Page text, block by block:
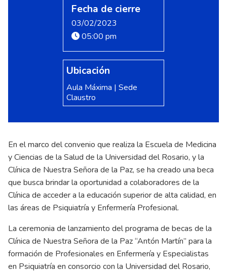
Fecha de cierre
03/02/2023
05:00 pm
Ubicación
Aula Máxima | Sede
Claustro
En el marco del convenio que realiza la Escuela de Medicina
y Ciencias de la Salud de la Universidad del Rosario, y la
Clínica de Nuestra Señora de la Paz, se ha creado una beca
que busca brindar la oportunidad a colaboradores de la
Clínica de acceder a la educación superior de alta calidad, en
las áreas de Psiquiatría y Enfermería Profesional.
La ceremonia de lanzamiento del programa de becas de la
Clínica de Nuestra Señora de la Paz “Antón Martín” para la
formación de Profesionales en Enfermería y Especialistas
en Psiquiatría en consorcio con la Universidad del Rosario,